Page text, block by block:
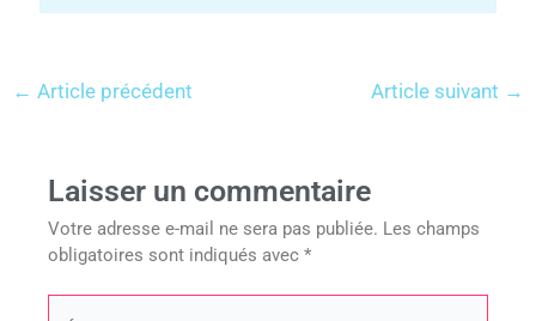
← Article précédent Article suivant →
Laisser un commentaire
Votre adresse e-mail ne sera pas publiée. Les champs
obligatoires sont indiqués avec*